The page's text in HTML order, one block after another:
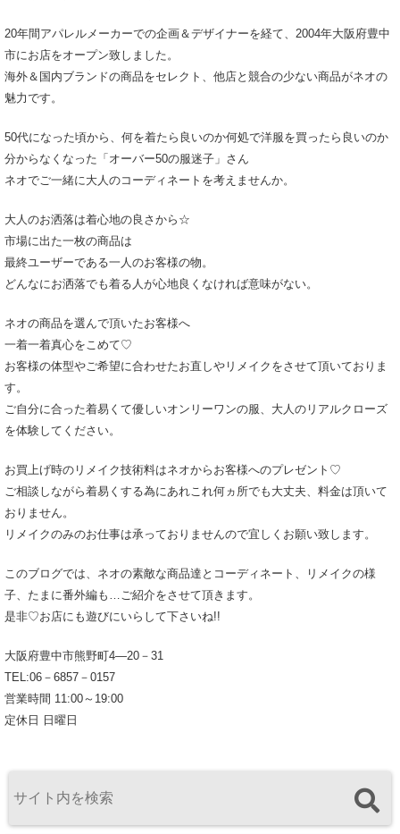
20年間アパレルメーカーでの企画＆デザイナーを経て、2004年大阪府豊中
市にお店をオープン致しました。
海外＆国内ブランドの商品をセレクト、他店と競合の少ない商品がネオの
魅力です。
50代になった頃から、何を着たら良いのか何処で洋服を買ったら良いのか
分からなくなった「オーバー50の服迷子」さん
ネオでご一緒に大人のコーディネートを考えませんか。
大人のお洒落は着心地の良さから☆
市場に出た一枚の商品は
最終ユーザーである一人のお客様の物。
どんなにお洒落でも着る人が心地良くなければ意味がない。
ネオの商品を選んで頂いたお客様へ
一着一着真心をこめて♡
お客様の体型やご希望に合わせたお直しやリメイクをさせて頂いておりま
す。
ご自分に合った着易くて優しいオンリーワンの服、大人のリアルクローズ
を体験してください。
お買上げ時のリメイク技術料はネオからお客様へのプレゼント♡
ご相談しながら着易くする為にあれこれ何ヵ所でも大丈夫、料金は頂いて
おりません。
リメイクのみのお仕事は承っておりませんので宜しくお願い致します。
このブログでは、ネオの素敵な商品達とコーディネート、リメイクの様
子、たまに番外編も…ご紹介をさせて頂きます。
是非♡お店にも遊びにいらして下さいね!!
大阪府豊中市熊野町4―20－31
TEL:06－6857－0157
営業時間 11:00～19:00
定休日 日曜日